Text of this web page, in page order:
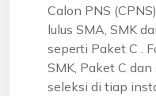
Calon PNS
lulus SMA, SMK
seperti Paket C .
SMK, Paket C
seleksi di tiap